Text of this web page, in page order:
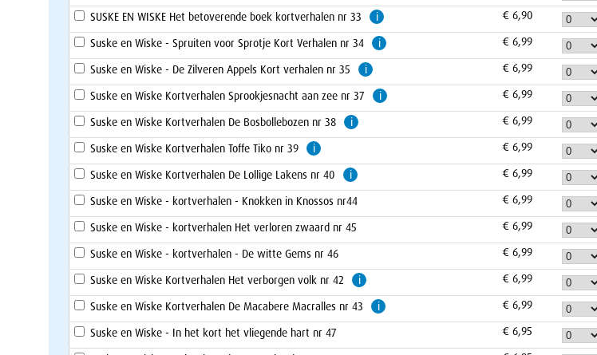
SUSKE EN WISKE Het betoverende boek kortverhalen nr 33
i
€ 6,90
Suske en Wiske - Spruiten voor Sprotje Kort Verhalen nr 34
i
€ 6,99
Suske en Wiske - De Zilveren Appels Kort verhalen nr 35
i
€ 6,99
Suske en Wiske Kortverhalen Sprookjesnacht aan zee nr 37
i
€ 6,99
Suske en Wiske Kortverhalen De Bosbollebozen nr 38
i
€ 6,99
Suske en Wiske Kortverhalen Toffe Tiko nr 39
i
€ 6,99
Suske en Wiske Kortverhalen De Lollige Lakens nr 40
i
€ 6,99
Suske en Wiske - kortverhalen - Knokken in Knossos nr44
€ 6,99
Suske en Wiske - kortverhalen Het verloren zwaard nr 45
€ 6,99
Suske en Wiske - kortverhalen - De witte Gems nr 46
€ 6,99
Suske en Wiske Kortverhalen Het verborgen volk nr 42
i
€ 6,99
Suske en Wiske Kortverhalen De Macabere Macralles nr 43
i
€ 6,99
Suske en Wiske - In het kort het vliegende hart nr 47
€ 6,95